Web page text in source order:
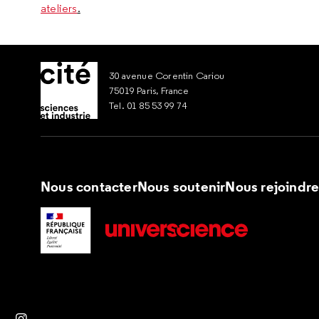
ateliers.
30 avenue Corentin Cariou
75019 Paris, France
Tel. 01 85 53 99 74
Nous contacterNous soutenirNous rejoindre